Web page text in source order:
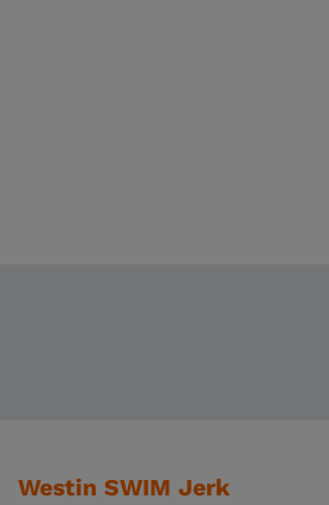
Westin SWIM Jerk